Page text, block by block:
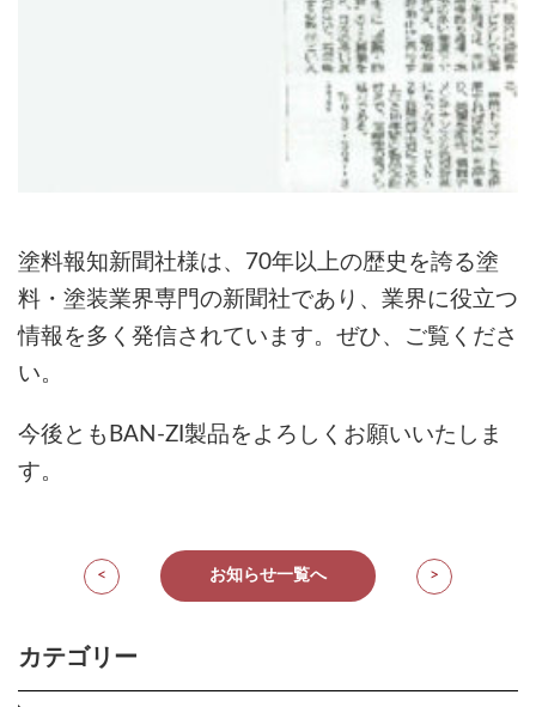
塗料報知新聞社様は、70年以上の歴史を誇る塗
料・塗装業界専門の新聞社であり、業界に役立つ
情報を多く発信されています。ぜひ、ご覧くださ
い。
今後ともBAN-ZI製品をよろしくお願いいたしま
す。
< お知らせ一覧へ >
カテゴリー